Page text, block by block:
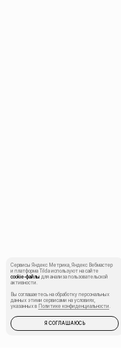
Сервисы Яндекс Метрика, Яндекс Вебмастер
и платформа Tilda используют на сайте
cookie‑файлы для анализа пользовательской
активности.
Вы соглашаетесь на обработку персональных
данных этими сервисами на условиях,
указанных в Политике конфиденциальности.
Я СОГЛАШАЮСЬ